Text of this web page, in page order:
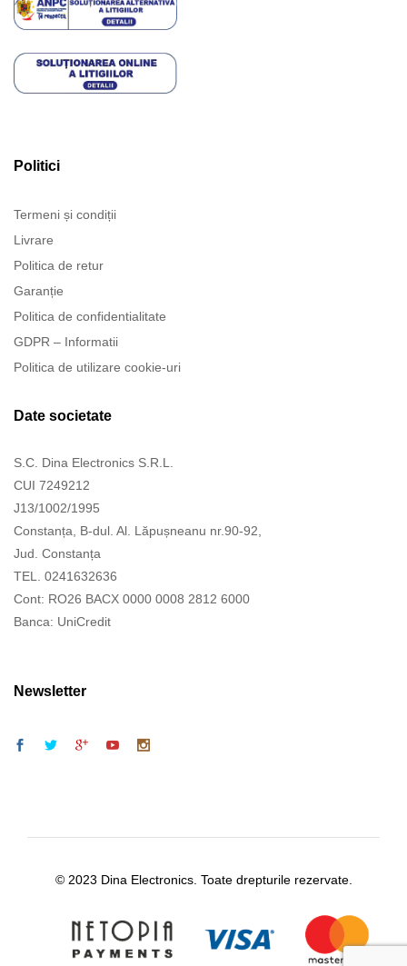
Politici
Termeni și condiții
Livrare
Politica de retur
Garanție
Politica de confidentialitate
GDPR – Informatii
Politica de utilizare cookie-uri
Date societate
S.C. Dina Electronics S.R.L.
CUI 7249212
J13/1002/1995
Constanța, B-dul. Al. Lăpușneanu nr.90-92,
Jud. Constanța
TEL. 0241632636
Cont: RO26 BACX 0000 0008 2812 6000
Banca: UniCredit
Newsletter
© 2023 Dina Electronics. Toate drepturile rezervate.